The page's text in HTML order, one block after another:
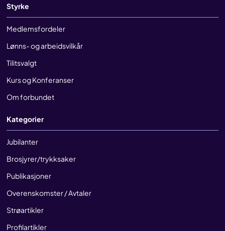
Styrke
Medlemsfordeler
Lønns- og arbeidsvilkår
Tilitsvalgt
Kurs og Konferanser
Om forbundet
Kategorier
Jubilanter
Brosjyrer/trykksaker
Publikasjoner
Overenskomster / Avtaler
Strøartikler
Profilartikler